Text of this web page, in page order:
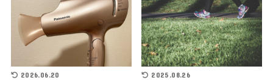
2026.06.20 2025.08.26